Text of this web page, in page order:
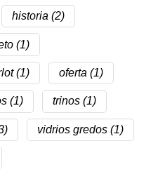
historia (2)
(1)
(1) oferta (1)
(1) trinos (1)
vidrios gredos (1)